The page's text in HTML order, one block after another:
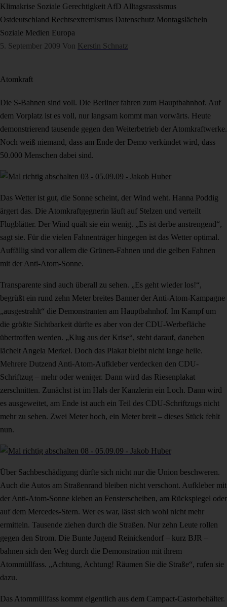
Klimakrise Soziale Gerechtigkeit AfD Alltagsrassismus
Ostdeutschland Rechtsextremismus Datenschutz Montagslächeln
Soziale Medien Europa
5. September 2009 Von Kerstin Schnatz
Atomkraft
Die S-Bahnen sind voll. Die Berliner fahren zum Hauptbahnhof. Auf
dem Vorplatz ist es voll, nur langsam kommt man vorwärts. Heute
demonstrierend tausende gegen den Weiterbetrieb der Atomkraftwerke.
Noch weiß niemand, dass am Ende der Demo verkündet wird, dass
50.000 Menschen dabei sind.
Das Wetter ist gut, die Sonne scheint, der Wind weht. Hanna Poddig
ärgert das. Die Atomkraftgegnerin läuft auf Stelzen und verteilt
Flugblätter. Der Wind quält sie ein wenig. „Es ist derbe anstrengend“,
sagt sie. Für die vielen Fahnenträger hingegen ist das Wetter optimal.
Auffällig sind vor allem die Grünen-Fahnen und die gelben Fahnen
mit der Anti-Atom-Sonne.
Transparente sind auch überall zu sehen. „Es geht wieder los!“,
begrüßt ein rund zehn Meter breites Banner der Anti-Atom-Kampagne
„ausgestrahlt“ die Demonstranten am Hauptbahnhof. Im Kampf um
die größte Sichtbarkeit dürfte es aber von der CDU-Werbefläche
übertroffen werden. „Klug aus der Krise“, steht darauf, daneben
lächelt Angela Merkel. Doch das Plakat bleibt nicht lange heile.
Mehrere Dutzend Anti-Atom-Aufkleber verdecken den CDU-
Schriftzug – mehr oder weniger. Dann wird das Riesenplakat
zerschnitten. Zunächst ist im Hals der Kanzlerin ein Loch. Dann wird
es ausgeweitet, am Ende ist auch ein Teil des CDU-Schriftzugs nicht
mehr zu sehen. Zwei Meter hoch, ein Meter breit – dieses Stück fehlt
nun.
Über Sachbeschädigung dürfte sich nicht nur die Union beschweren.
Auch die Autos am Straßenrand bleiben nicht verschont. Aufkleber mit
der Anti-Atom-Sonne kleben an Fensterscheiben, am Rückspiegel oder
auf dem Mercedes-Stern. Wer es war, lässt sich wohl nicht mehr
ermitteln. Tausende ziehen durch die Straßen. Nur zehn Leute rollen
gegen den Strom. Die Bunte Jugend Reinickendorf – kurz BJR –
bahnen sich den Weg durch die Demonstration mit ihrem
Atommüllfass. „Achtung, Achtung! Räumen Sie die Straße“, rufen sie
dazu.
Das Atommüllfass kommt eigentlich aus dem Campact-Castorbehälter.